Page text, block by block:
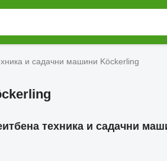
и садачни машини Köckerling
техника и садачни